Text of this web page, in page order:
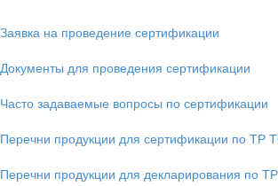
Заявка на проведение сертификации
Документы для проведения сертификации
Часто задаваемые вопросы по сертификации
Перечни продукции для сертификации по ТР
Перечни продукции для декларирования по